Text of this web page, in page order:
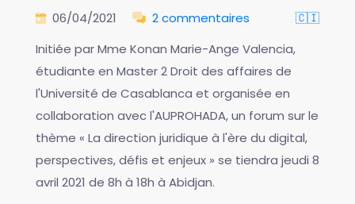
06/04/2021 2 commentaires
🇨🇮
Initiée par Mme Konan Marie-Ange Valencia,
étudiante en Master 2 Droit des affaires de
l'Université de Casablanca et organisée en
collaboration avec l'AUPROHADA, un forum sur le
thème « La direction juridique à l'ère du digital,
perspectives, défis et enjeux » se tiendra jeudi 8
avril 2021 de 8h à 18h à Abidjan.